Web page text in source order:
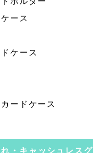
ース
ケース
ードケース
・キャッシュレスグ